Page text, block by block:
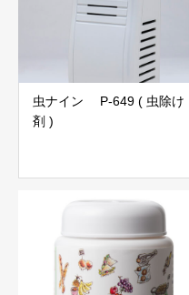
虫ナイン P-649 ( 虫除け
剤 )